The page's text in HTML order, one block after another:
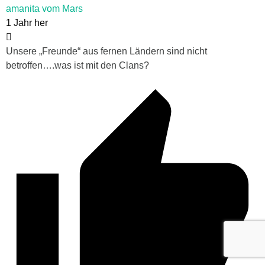
amanita vom Mars
1 Jahr her
Unsere „Freunde“ aus fernen Ländern sind nicht
betroffen….was ist mit den Clans?